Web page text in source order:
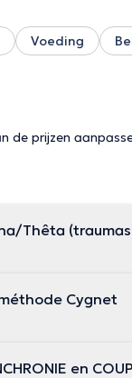
Voeding
de prijzen
Thêta
Cygnet
en